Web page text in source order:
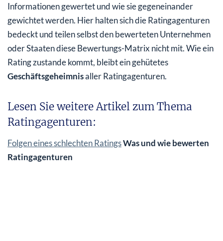
Informationen gewertet und wie sie gegeneinander
gewichtet werden. Hier halten sich die Ratingagenturen
bedeckt und teilen selbst den bewerteten Unternehmen
oder Staaten diese Bewertungs-Matrix nicht mit. Wie ein
Rating zustande kommt, bleibt ein gehütetes
Geschäftsgeheimnisaller Ratingagenturen.
Lesen Sie weitere Artikel zum Thema
Ratingagenturen:
Folgen eines schlechten RatingsWas und wie bewerten
Ratingagenturen